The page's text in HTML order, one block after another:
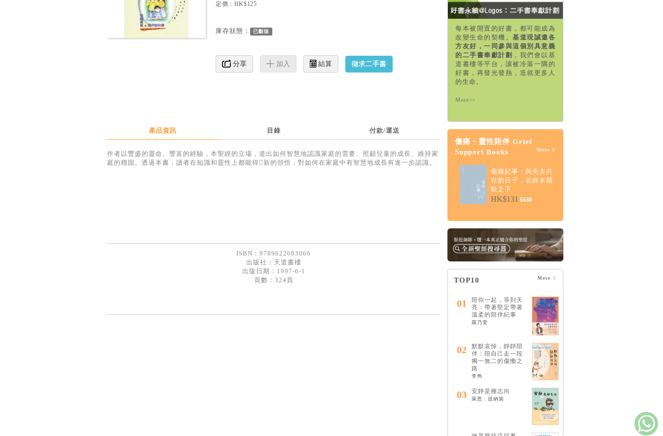
定價：HK$125
庫存狀態： 已斷版
分享 加入 結算 徵求二手書
產品資訊 目錄 付款/運送
作者以豐盛的靈命、豐富的經驗，本聖經的立場，道出如何智慧地認識家庭的需要、照顧兒童的成長、維持家
庭的穩固。透過本書，讀者在知識和靈性上都能得新的領悟，對如何在家庭中有智慧地成長有進一步認識。
ISBN：9789622083066
出版社： 天道書樓
出版日期：1997-6-1
頁數：324頁
每本被閒置的好書，都可能成為
改變生命的契機。基道現誠邀各
方友好，一同參與這個別具意義
的二手書奉獻計劃 ，我們會以基
道書樓等平台，讓被冷落一隅的
好書，再發光發熱，造就更多人
的生命。
More>>
傷痛・靈性陪伴 Grief
Support Books
More
傷痛紀事：與失去共
存的日子，在終末期
盼之下
HK$131 $138
TOP10 More
01
陪你一起，等到天
亮：帶著堅定帶著
溫柔的陪伴紀事
羅乃萱
02
默默哀悼，靜靜陪
伴：陪自己走一段
獨一無二的傷慟之
路
李雋
03 安靜是種志向
萊恩．提納第